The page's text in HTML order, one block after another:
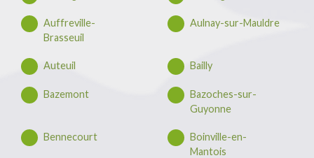
Auffreville-
Brasseuil
Aulnay-sur-Mauldre
Auteuil Bailly
Bazemont
Bazoches-sur-
Guyonne
Bennecourt
Boinville-en-
Mantois